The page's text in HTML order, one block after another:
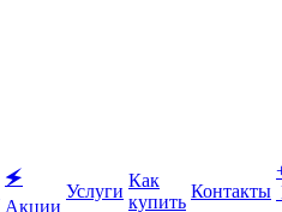
🗲
Акции
Услуги
Как
купить
Контакты